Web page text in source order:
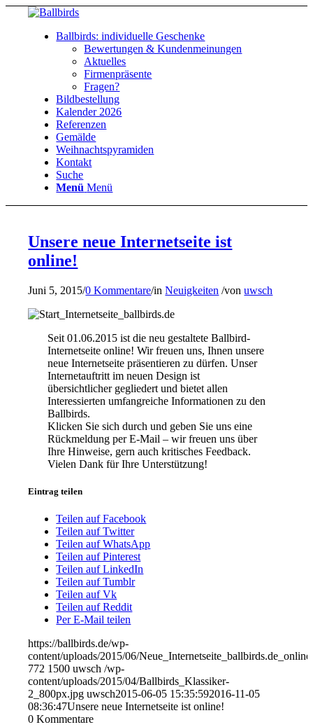
Ballbirds: individuelle Geschenke
Bewertungen & Kundenmeinungen
Aktuelles
Firmenpräsente
Fragen?
Bildbestellung
Kalender 2026
Referenzen
Gemälde
Weihnachtspyramiden
Kontakt
Suche
Menü Menü
Unsere neue Internetseite ist
online!
Juni 5, 2015/0 Kommentare/inNeuigkeiten /vonuwsch
Seit 01.06.2015 ist die neu gestaltete Ballbird-
Internetseite online! Wir freuen uns, Ihnen unsere
neue Internetseite präsentieren zu dürfen. Unser
Internetauftritt im neuen Design ist
übersichtlicher gegliedert und bietet allen
Interessierten umfangreiche Informationen zu den
Ballbirds.
Klicken Sie sich durch und geben Sie uns eine
Rückmeldung per E-Mail – wir freuen uns über
Ihre Hinweise, gern auch kritisches Feedback.
Vielen Dank für Ihre Unterstützung!
Eintrag teilen
Teilen auf Facebook
Teilen auf Twitter
Teilen auf WhatsApp
Teilen auf Pinterest
Teilen auf LinkedIn
Teilen auf Tumblr
Teilen auf Vk
Teilen auf Reddit
Per E-Mail teilen
https://ballbirds.de/wp-
content/uploads/2015/06/
772 1500 uwsch /wp-
content/uploads/2015/04/Ballbirds_Klassiker-
2_800px.jpg uwsch2015-06-05 15:35:592016-11-05
08:36:47Unsere neue Internetseite ist online!
0 Kommentare